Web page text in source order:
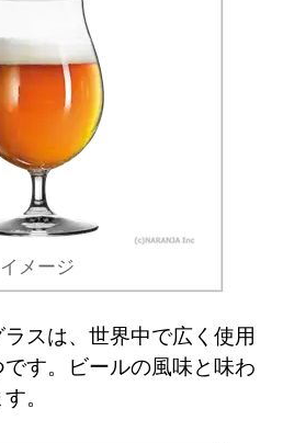
イメージ
スは、世界中で広く使用
す。ビールの風味と味わ
。